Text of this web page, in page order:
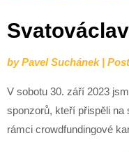
byPavel Suchánek |
V sobotu 30. září 2023
sponzorů, kteří přispěli na
rámci crowdfundingové